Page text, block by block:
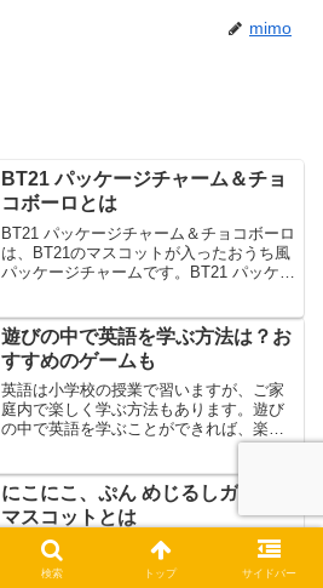
mimo
BT21 パッケージチャーム＆チョ
コボーロとは
BT21 パッケージチャーム＆チョコボーロ
は、BT21のマスコットが入ったおうち風
パッケージチャームです。BT21 パッケー
ムは全7種のラインナップです。今回は、
BT2...
遊びの中で英語を学ぶ方法は？お
すすめのゲームも
英語は小学校の授業で習いますが、ご家
庭内で楽しく学ぶ方法もあります。遊び
の中で英語を学ぶことができれば、楽し
いという気持ちが興味や関心を高めて、
今回は、遊びの中で英語を学ぶ方法やお
すすめのゲーム、英語が学...
にこにこ、ぷん めじるしガチャ
マスコットとは
にこにこ、ぷん めじるしガチャマスコッ
トは、NHKの幼児向け番組「おかあさん
検索 トップ サイドバー